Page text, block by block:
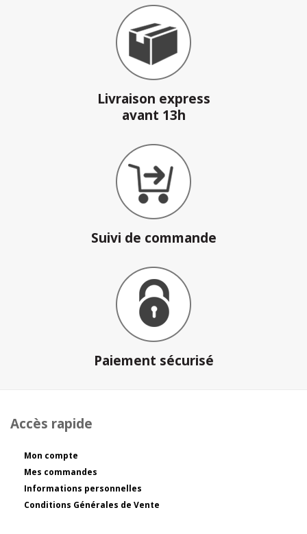
Livraison express
avant 13h
Suivi de commande
Paiement sécurisé
Accès rapide
Mon compte
Mes commandes
Informations personnelles
Conditions Générales de Vente